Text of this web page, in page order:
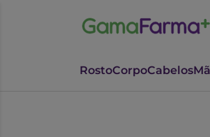
RostoCorpoCabelos